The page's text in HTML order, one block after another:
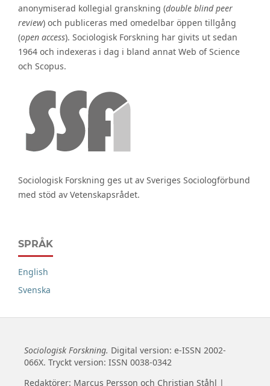
anonymiserad kollegial granskning (double blind peer
review) och publiceras med omedelbar öppen tillgång
(open access). Sociologisk Forskning har givits ut sedan
1964 och indexeras i dag i bland annat Web of Science
och Scopus.
Sociologisk Forskning ges ut av Sveriges Sociologförbund
med stöd av Vetenskapsrådet.
SPRÅK
English
Svenska
Sociologisk Forskning. Digital version: e-ISSN 2002-
066X. Tryckt version: ISSN 0038-0342
Redaktörer: Marcus Persson och Christian Ståhl |